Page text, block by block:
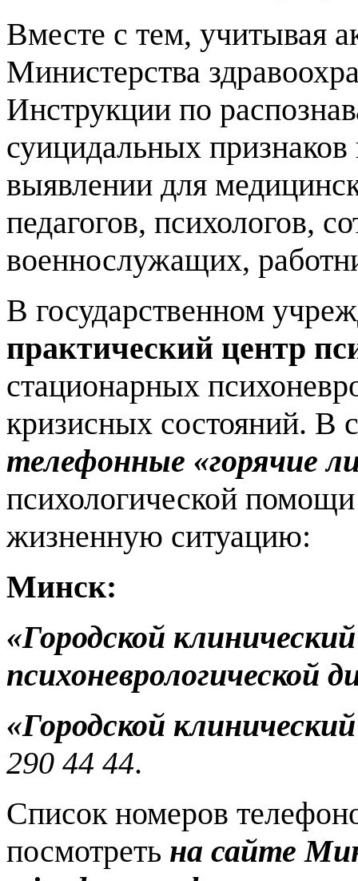
Вместе с тем, учитывая
Министерства
Инструкции по
суицидальных
выявлении для
педагогов, психологов,
военнослужащих,
В государственном
практический центр
стационарных
кризисных состояний. В
телефонные «горячие
психологической
жизненную ситуацию:
Минск:
«Городской
психоневрологической
«Городской
290 44 44.
Список номеров
посмотреть на сайте